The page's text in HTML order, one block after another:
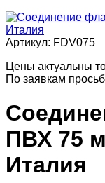
Артикул: FDV075
Цены актуальны
По заявкам
ПВХ 75
Италия